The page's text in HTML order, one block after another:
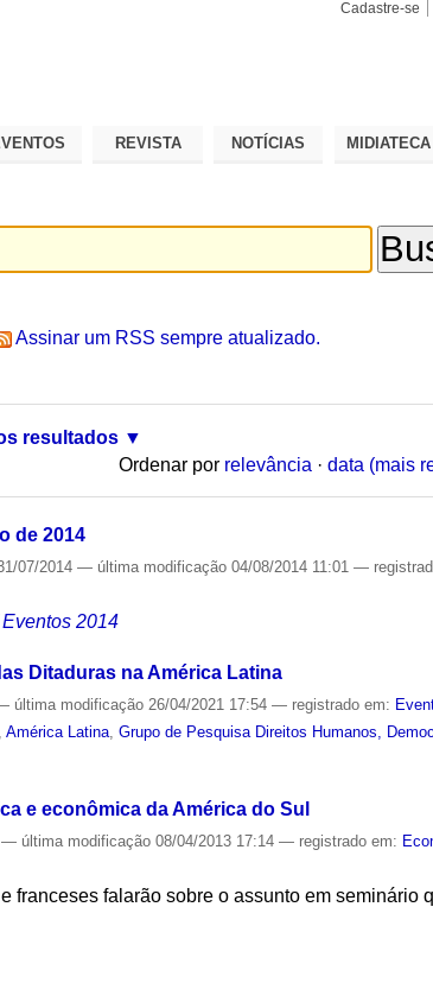
Cadastre-se
REVISTA NOTÍCIAS MIDIATECA
Assinar um RSS sempre atualizado.
resultados
Ordenar por relevância · data (mais
de 2014
07/2014— última modificação 04/08/2014 11:01—
Eventos 2014
Ditaduras na América Latina
última modificação 26/04/2021 17:54— registrado em:
,América Latina ,Grupo de Pesquisa Direitos Humanos,
e econômica da América do Sul
— última modificação 08/04/2013 17:14— registrado em:
franceses falarão sobre o assunto em seminário